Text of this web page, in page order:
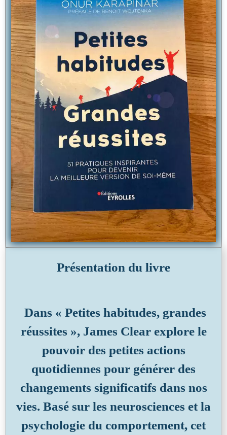
Présentation du livre
Dans « Petites habitudes, grandes
réussites », James Clear explore le
pouvoir des petites actions
quotidiennes pour générer des
changements significatifs dans nos
vies. Basé sur les neurosciences et la
psychologie du comportement, cet